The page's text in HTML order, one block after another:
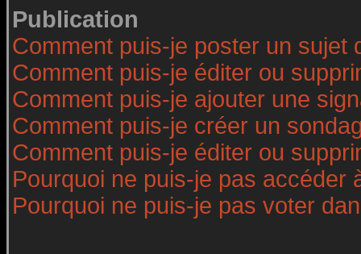
Publication
Comment puis-je poster un sujet
Comment puis-je éditer ou
Comment puis-je ajouter une
Comment puis-je créer un
Comment puis-je éditer ou
Pourquoi ne puis-je pas accéder
Pourquoi ne puis-je pas voter